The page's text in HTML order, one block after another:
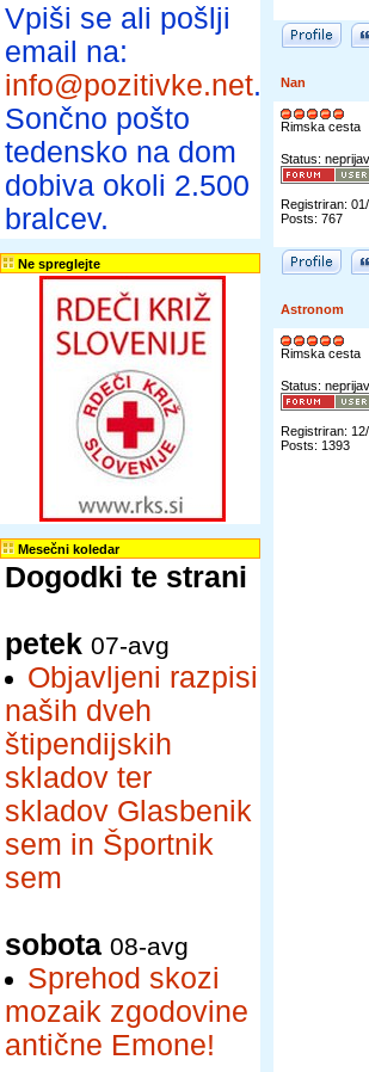
Vpiši se ali pošlji
email na:
info@pozitivke.net.
Sončno pošto
tedensko na dom
dobiva okoli 2.500
bralcev.
Ne spreglejte
Mesečni koledar
Dogodki te strani
petek 07-avg
Objavljeni razpisi
naših dveh
štipendijskih
skladov ter
skladov Glasbenik
sem in Športnik
sem
sobota 08-avg
Sprehod skozi
mozaik zgodovine
antične Emone!
Nan
Rimska cesta
Status:
Registriran:
Posts: 767
Astronom
Rimska cesta
Status:
Registriran:
Posts: 1393